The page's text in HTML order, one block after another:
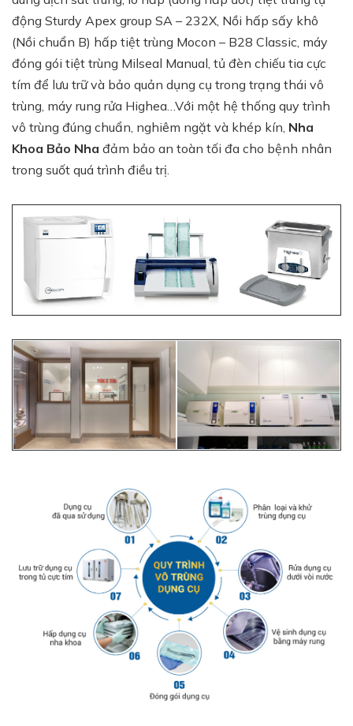
động Sturdy Apex group SA – 232X, Nồi hấp sấy khô
(Nồi chuẩn B) hấp tiệt trùng Mocon – B28 Classic, máy
đóng gói tiệt trùng Milseal Manual, tủ đèn chiếu tia cực
tím để lưu trữ và bảo quản dụng cụ trong trạng thái vô
trùng, máy rung rửa Highea…Với một hệ thống quy trình
vô trùng đúng chuẩn, nghiêm ngặt và khép kín, Nha
Khoa Bảo Nha đảm bảo an toàn tối đa cho bệnh nhân
trong suốt quá trình điều trị.